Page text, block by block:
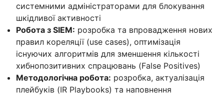
системними адміністраторами для блокування
шкідливої активності
Робота з SIEM: розробка та впровадження нових
правил кореляції (use cases), оптимізація
існуючих алгоритмів для зменшення кількості
хибнопозитивних спрацювань (False Positives)
Методологічна робота: розробка, актуалізація
плейбуків (IR Playbooks) та наповнення